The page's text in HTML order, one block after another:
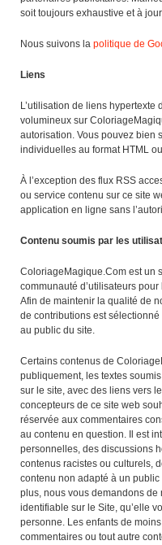
soit toujours exhaustive et à
Nous suivons la politique de
Liens
L’utilisation de liens
volumineux sur
autorisation. Vous pouvez bien
individuelles au format HTML
À l’exception des flux RSS
ou service contenu sur ce site
application en ligne sans
Contenu soumis par les
ColoriageMagique.Com est un
communauté d’utilisateurs
Afin de maintenir la qualité de
de contributions est
au public du site.
Certains contenus de
publiquement, les textes
sur le site, avec des liens vers
concepteurs de ce site web
réservée aux commentaires
au contenu en question. Il est
personnelles, des discussions
contenus racistes ou culturels,
contenu non adapté à un
plus, nous vous demandons
identifiable sur le Site, qu’elle
personne. Les enfants de
commentaires ou tout autre